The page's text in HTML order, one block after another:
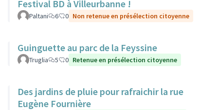
Festival BD à Villeurbanne !
Paltani 6 0 Non retenue en présélection citoyenne
Guinguette au parc de la Feyssine
Truglia 5 0 Retenue en présélection citoyenne
Des jardins de pluie pour rafraichir la rue
Eugène Fournière